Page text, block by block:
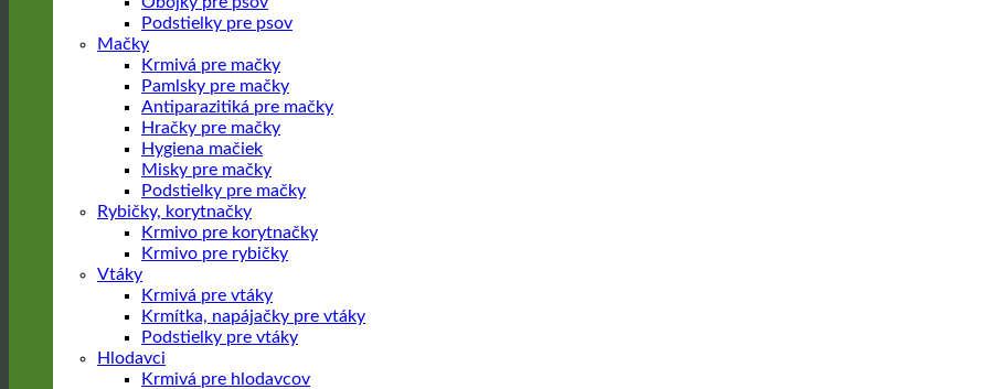
Podstielky pre psov
Mačky
Krmivá pre mačky
Pamlsky pre mačky
Antiparazitiká pre mačky
Hračky pre mačky
Hygiena mačiek
Misky pre mačky
Podstielky pre mačky
Rybičky, korytnačky
Krmivo pre korytnačky
Krmivo pre rybičky
Vtáky
Krmivá pre vtáky
Krmítka, napájačky pre vtáky
Podstielky pre vtáky
Hlodavci
Krmivá pre hlodavcov